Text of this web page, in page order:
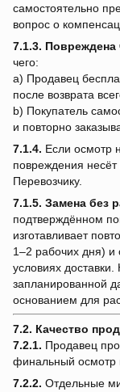
самостоятельно
вопрос о
7.1.3. Повреждена
чего:
a) Продавец
после возврата
b) Покупатель
и повторно
7.1.4. Если осмотр
повреждения
Перевозчику.
7.1.5. Замена без
подтверждённом
изготавливает
1–2 рабочих дня) и
условиях
запланированной
основанием для
7.2. Качество
7.2.1. Продавец
финальный осмотр
7.2.2. Отдельные